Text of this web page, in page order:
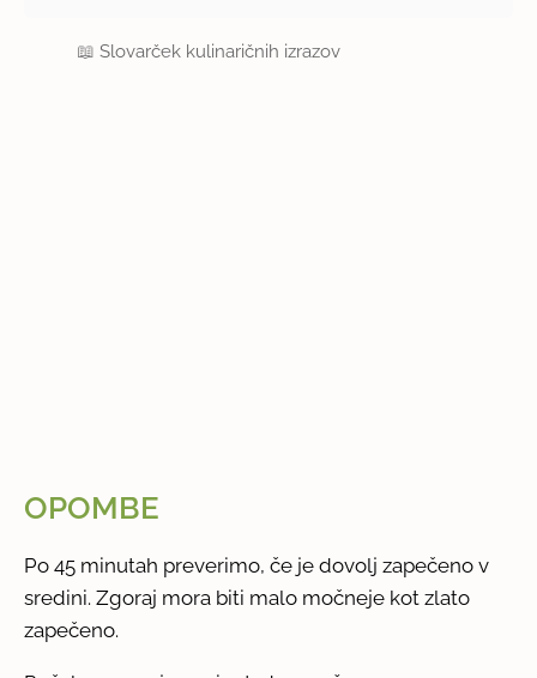
📖Slovarček kulinaričnih izrazov
OPOMBE
Po 45 minutah preverimo, če je dovolj zapečeno v
sredini. Zgoraj mora biti malo močneje kot zlato
zapečeno.